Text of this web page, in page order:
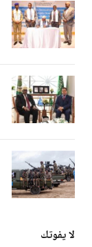
لا يفوتك